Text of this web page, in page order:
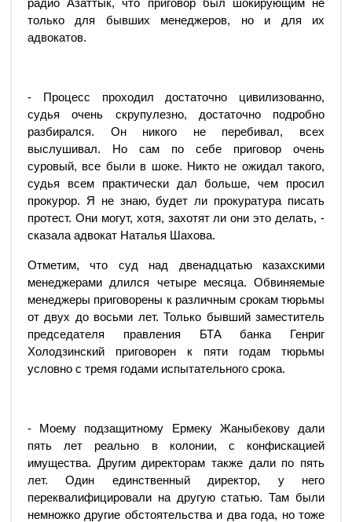
радио Азаттык, что приговор был шокирующим не
только для бывших менеджеров, но и для их
адвокатов.
- Процесс проходил достаточно цивилизованно,
судья очень скрупулезно, достаточно подробно
разбирался. Он никого не перебивал, всех
выслушивал. Но сам по себе приговор очень
суровый, все были в шоке. Никто не ожидал такого,
судья всем практически дал больше, чем просил
прокурор. Я не знаю, будет ли прокуратура писать
протест. Они могут, хотя, захотят ли они это делать, -
сказала адвокат Наталья Шахова.
Отметим, что суд над двенадцатью казахскими
менеджерами длился четыре месяца. Обвиняемые
менеджеры приговорены к различным срокам тюрьмы
от двух до восьми лет. Только бывший заместитель
председателя правления БТА банка Генриг
Холодзинский приговорен к пяти годам тюрьмы
условно с тремя годами испытательного срока.
- Моему подзащитному Ермеку Жаныбекову дали
пять лет реально в колонии, с конфискацией
имущества. Другим директорам также дали по пять
лет. Один единственный директор, у него
переквалифицировали на другую статью. Там были
немножко другие обстоятельства и два года, но тоже